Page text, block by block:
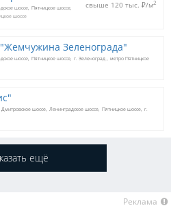
свыше 120 тыс. ₽/м2
шоссе Пятницкое шоссе
шоссе
Зеленограда"
шоссе Пятницкое шоссе г. Зеленоград
метро Пятницкое
Дмитровское шоссе Ленинградское шоссе Пятницкое шоссе г.
ещё
Реклама